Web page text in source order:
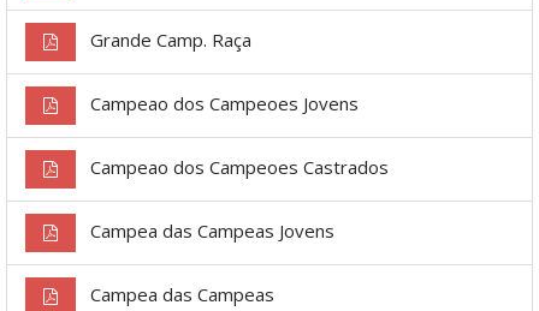
Grande Camp. Raça
Campeao dos Campeoes Jovens
Campeao dos Campeoes Castrados
Campea das Campeas Jovens
Campea das Campeas